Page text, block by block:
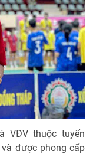
VĐV thuộc tuyến
được phong cấp